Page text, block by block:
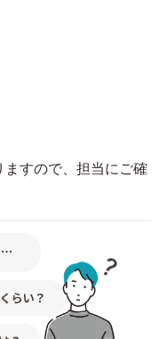
すので、担当にご確